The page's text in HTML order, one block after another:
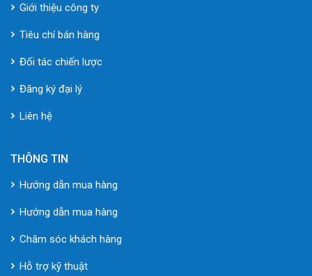
Giới thiệu công ty
Tiêu chí bán hàng
Đối tác chiến lược
Đăng ký đại lý
Liên hệ
THÔNG TIN
Hướng dẫn mua hàng
Hướng dẫn mua hàng
Chăm sóc khách hàng
Hỗ trợ kỹ thuật